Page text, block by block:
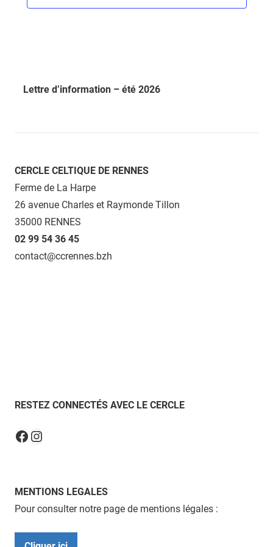
Lettre d’information – été 2026
CERCLE CELTIQUE DE RENNES
Ferme de La Harpe
26 avenue Charles et Raymonde Tillon
35000 RENNES
02 99 54 36 45
contact@ccrennes.bzh
RESTEZ CONNECTÉS AVEC LE CERCLE
Facebook
Instagram
MENTIONS LEGALES
Pour consulter notre page de mentions légales :